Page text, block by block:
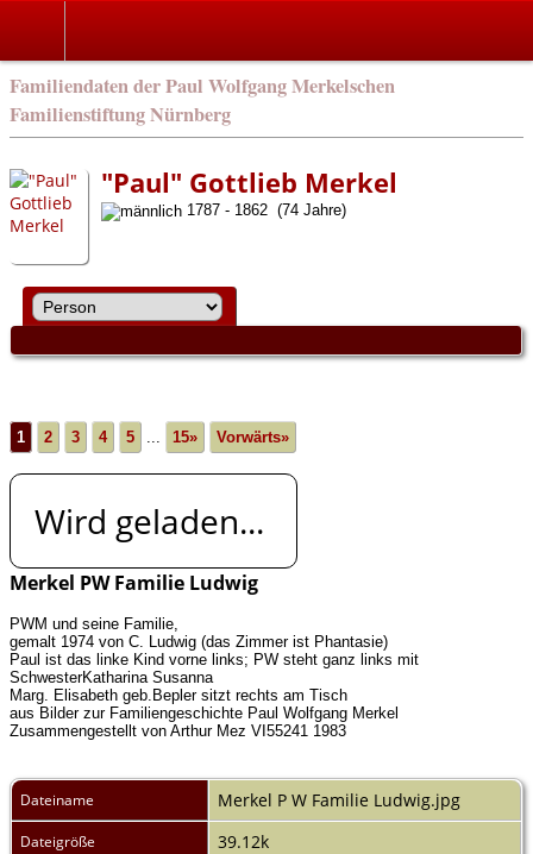
Familiendaten der Paul Wolfgang Merkelschen
Familienstiftung Nürnberg
"Paul" Gottlieb Merkel
1787 - 1862 (74 Jahre)
1 2 3 4 5 ... 15» Vorwärts»
Wird geladen...
Merkel PW Familie Ludwig
PWM und seine Familie,
gemalt 1974 von C. Ludwig (das Zimmer ist Phantasie)
Paul ist das linke Kind vorne links; PW steht ganz links mit
SchwesterKatharina Susanna
Marg. Elisabeth geb.Bepler sitzt rechts am Tisch
aus Bilder zur Familiengeschichte Paul Wolfgang Merkel
Zusammengestellt von Arthur Mez VI55241 1983
Dateiname Merkel P W Familie Ludwig.jpg
Dateigröße 39.12k